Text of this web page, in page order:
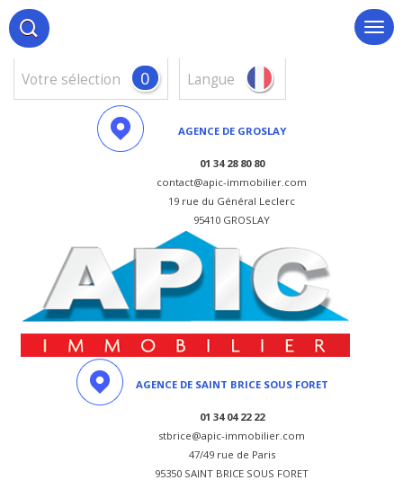
votre sélection 0 Langue
AGENCE DE GROSLAY
01 34 28 80 80
contact@apic-immobilier.com
19 rue du Général Leclerc
95410 GROSLAY
AGENCE DE SAINT BRICE SOUS FORET
01 34 04 22 22
stbrice@apic-immobilier.com
47/49 rue de Paris
95350 SAINT BRICE SOUS FORET